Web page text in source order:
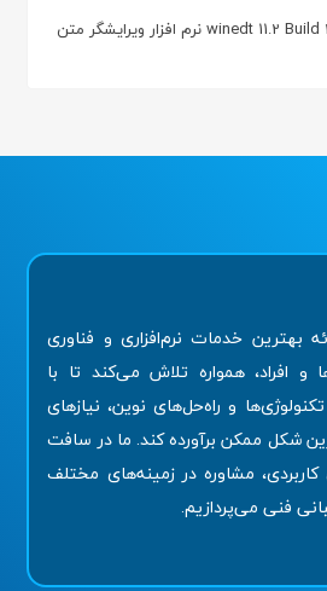
بهترین خدمات نرم‌افزاری و فناوری
و افراد، همواره تلاش می‌کند تا با
و راه‌حل‌های نوین، نیازهای
شکل ممکن برآورده کند. ما در سافت
کاربردی، مشاوره در زمینه‌های مختلف
فنی می‌پردازیم.